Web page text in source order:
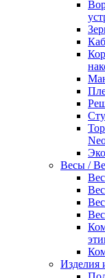
Весы /
Изделия